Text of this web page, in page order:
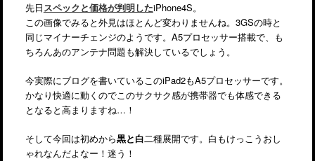
先日スペックと価格が判明したiPhone4S。
この画像でみると外見はほとんど変わりませんね。3GSの時と
同じマイナーチェンジのようです。A5プロセッサー搭載で、も
ちろんあのアンテナ問題も解決しているでしょう。
今実際にブログを書いているこのiPad2もA5プロセッサーです。
かなり快適に動くのでこのサクサク感が携帯器でも体感できる
となると高まりますね…！
そして今回は初めから黒と白二種展開です。白もけっこうおし
ゃれなんだよなー！迷う！